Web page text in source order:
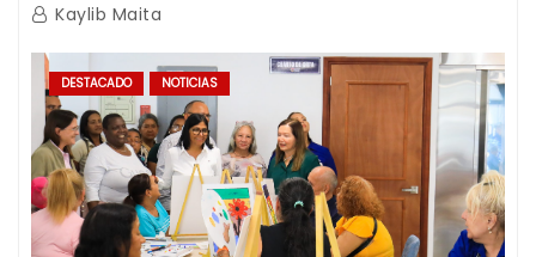
Kaylib Maita
DESTACADO NOTICIAS